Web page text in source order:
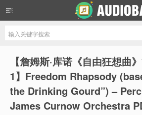
【詹姆斯·库诺《自由狂想曲
1】Freedom Rhapsody
the Drinking Gourd”) –
James Curnow Orchestra